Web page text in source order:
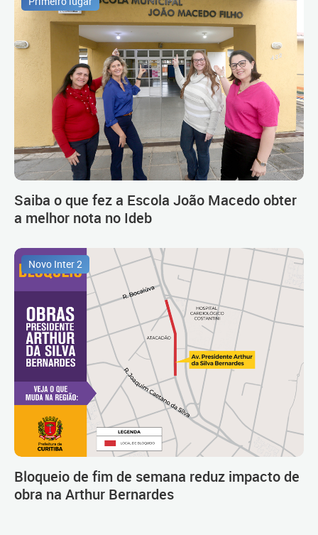
Saiba o que fez a Escola João Macedo obter
a melhor nota no Ideb
Novo Inter 2
Bloqueio de fim de semana reduz impacto de
obra na Arthur Bernardes